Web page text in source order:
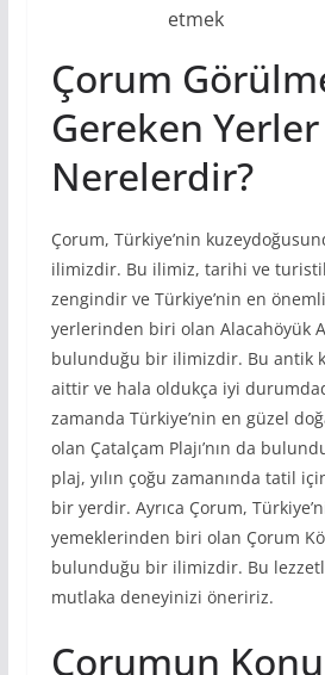
etmek
Çorum
Gereken Yerler
Nerelerdir?
Çorum, Türkiye’nin
ilimizdir. Bu ilimiz, tarihi ve
zengindir ve Türkiye’nin en
yerlerinden biri olan Alacahöyük
bulunduğu bir ilimizdir. Bu antik
aittir ve hala oldukça iyi
zamanda Türkiye’nin en güzel
olan Çatalçam Plajı’nın da
plaj, yılın çoğu zamanında tatil
bir yerdir. Ayrıca Çorum,
yemeklerinden biri olan Çorum
bulunduğu bir ilimizdir. Bu
mutlaka deneyinizi öneririz.
Çorumun